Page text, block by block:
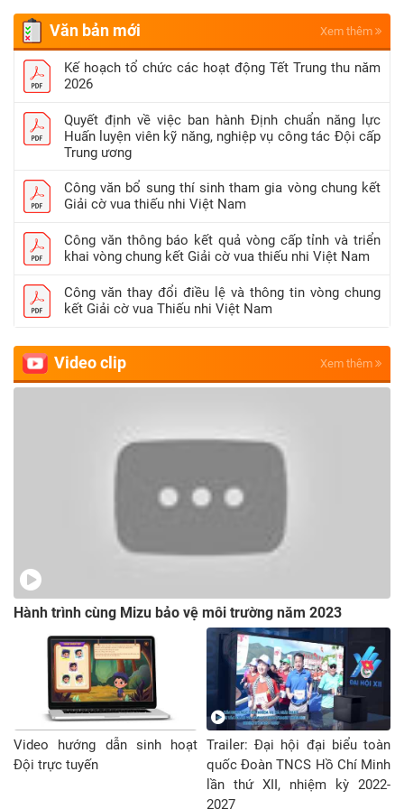
về khoa học; câu hỏi
tương tác. Bên cạnh là
kênh thông tin đến đội
viên, thiếu nhi và cộng
chức đội, Vui cùng TaNi
nhí còn mang tinh thần
nét đẹp, giá trị văn hóa
của đất nước, thành phố
hiểu và thêm tự hào.
Nội dung Phong trào
sưu tầm kỷ vật của Đội
TNTP Hồ Chí Minh
trong số phát sóng đầu
tiên
Chương trình có thời
lượng phù hợp, không
dài dòng lê thê, có tính
giải trí cao. Mỗi tuần, nội
dung chương trình đa
dạng, thường xuyên thay
đổi, cập nhật theo từng
động mới với
nhiều hình thức
phong phú, tạo
viên, thiếu nhi thi
đua làm theo 5
Tuổi nhỏ làm việc
nhỏ
Bác Hồ dạy không
phải là làm việc gì
quá to lớn, mà từ
chính những công
ngày. Ý thức điều
này, nên sáng nào
Phan Nguyễn
Châu Anh, đội
viên Trường tiểu
học An Lộc B, thị
xã Bình Long, khi
đến lớp là lau
ngắn. “Lý do để
em thực hiện công
việc tình nguyện
này mỗi ngày chỉ
đơn giản là nhằm
giúp lớp sạch sẽ
hơn, gọn gàng
hơn, để được đóng
góp công sức nhỏ
Văn bản mới Xem thêm
Kế hoạch tổ chức các hoạt động Tết Trung thu năm
2026
Quyết định về việc ban hành Định chuẩn năng lực
Huấn luyện viên kỹ năng, nghiệp vụ công tác Đội cấp
Trung ương
Công văn bổ sung thí sinh tham gia vòng chung kết
Giải cờ vua thiếu nhi Việt Nam
Công văn thông báo kết quả vòng cấp tỉnh và triển
khai vòng chung kết Giải cờ vua thiếu nhi Việt Nam
Công văn thay đổi điều lệ và thông tin vòng chung
kết Giải cờ vua Thiếu nhi Việt Nam
Video clip Xem thêm
Hành trình cùng Mizu bảo vệ môi trường năm 2023
Video hướng dẫn sinh hoạt
Đội trực tuyến
Trailer: Đại hội đại biểu toàn
quốc Đoàn TNCS Hồ Chí Minh
lần thứ XII, nhiệm kỳ 2022-
2027